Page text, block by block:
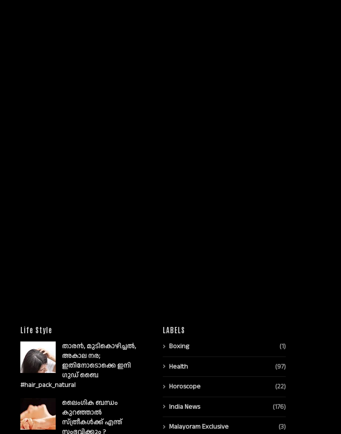
Life Style
താരൻ, മുടികൊഴിച്ചൽ,
അകാല നര;
ഇതിനോടൊക്കെ ഇനി
ഗുഡ് ബൈ
#hair_pack_natural
ലൈംഗിക ബന്ധം
കുറഞ്ഞാല്‍
സ്ത്രീകള്‍ക്ക് എന്ത്
സംഭവിക്കും ?
LABELS
Boxing (1)
Health (97)
Horoscope (22)
India News (176)
Malayoram Exclusive (3)